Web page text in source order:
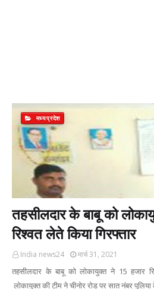
मध्यप्रदेश
तहसीलदार के बाबू को
रिश्वत लेते किया गिरफ्तार
India news24 मार्च 31, 2021
तहसीलदार के बाबू को लोकायुक्त ने 15 हजार
लोकायुक्त की टीम ने चीनोर रोड पर सात नंबर